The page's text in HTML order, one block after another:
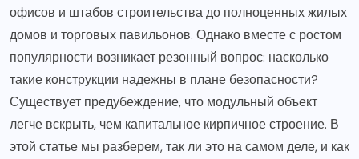
офисов и штабов строительства до полноценных жилых
домов и торговых павильонов. Однако вместе с ростом
популярности возникает резонный вопрос: насколько
такие конструкции надежны в плане безопасности?
Существует предубеждение, что модульный объект
легче вскрыть, чем капитальное кирпичное строение. В
этой статье мы разберем, так ли это на самом деле, и как